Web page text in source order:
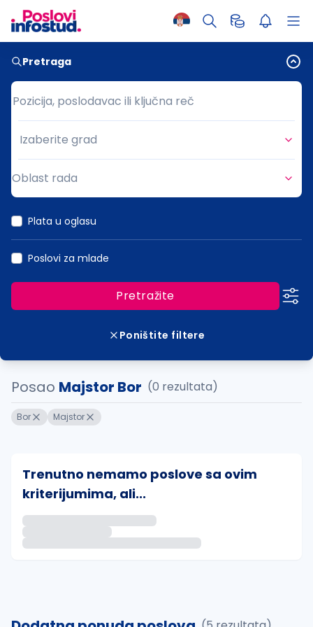
Pretraga
Pozicija, poslodavac ili ključna reč
Pozicija, poslodavac ili ključna reč
Grad
Izaberite grad
Oblast rada
Plata u oglasu
Poslovi za mlade
Pretražite
Poništite filtere
Posao Majstor Bor (0 rezultata)
Bor Majstor
Trenutno nemamo poslove sa ovim
kriterijumima, ali...